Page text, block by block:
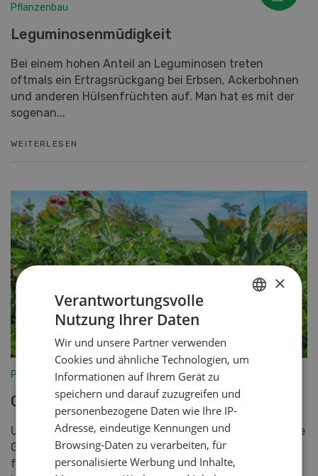
Pflanzenbau
Leguminosenmüdigkeit
Bei einem hohen Anteil an Leguminosen treten
oftmals ein Ertragsrückgang bei Erbsen, Ackerbohnen
und anderen Hülsenfrüchten auf. Man hat es mit der
sogenan...
WEITERLESEN
Pflanzenbau
Gründüngung
UFA-Samen hat für diese Saison zwei neue spezifische
Gründüngungen lanciert. UFA Pom Fit ist besonders
für den Kartoffelanbau geeignet und reduziert
×
Verantwortungsvolle
Nutzung Ihrer Daten
Wir und unsere Partner verwenden
Cookies und ähnliche Technologien, um
Informationen auf Ihrem Gerät zu
speichern und darauf zuzugreifen und
personenbezogene Daten wie Ihre IP-
Adresse, eindeutige Kennungen und
Browsing-Daten zu verarbeiten, für
personalisierte Werbung und Inhalte,